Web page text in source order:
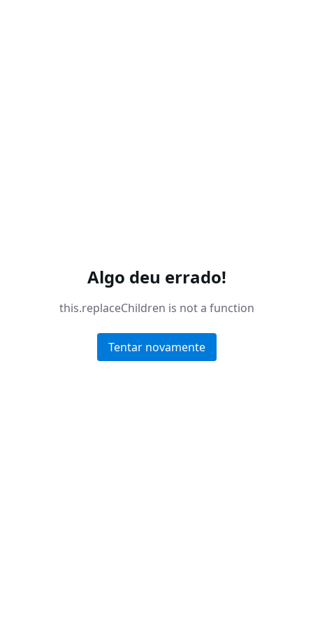
Algo deu errado!
this.replaceChildren is not a function
Tentar novamente